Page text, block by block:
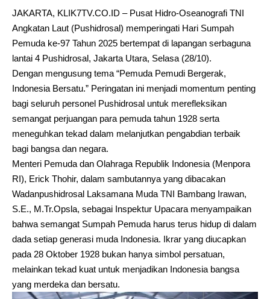
JAKARTA, KLIK7TV.CO.ID – Pusat Hidro-Oseanografi TNI
Angkatan Laut (Pushidrosal) memperingati Hari Sumpah
Pemuda ke-97 Tahun 2025 bertempat di lapangan serbaguna
lantai 4 Pushidrosal, Jakarta Utara, Selasa (28/10).
Dengan mengusung tema “Pemuda Pemudi Bergerak,
Indonesia Bersatu.” Peringatan ini menjadi momentum penting
bagi seluruh personel Pushidrosal untuk merefleksikan
semangat perjuangan para pemuda tahun 1928 serta
meneguhkan tekad dalam melanjutkan pengabdian terbaik
bagi bangsa dan negara.
Menteri Pemuda dan Olahraga Republik Indonesia (Menpora
RI), Erick Thohir, dalam sambutannya yang dibacakan
Wadanpushidrosal Laksamana Muda TNI Bambang Irawan,
S.E., M.Tr.Opsla, sebagai Inspektur Upacara menyampaikan
bahwa semangat Sumpah Pemuda harus terus hidup di dalam
dada setiap generasi muda Indonesia. Ikrar yang diucapkan
pada 28 Oktober 1928 bukan hanya simbol persatuan,
melainkan tekad kuat untuk menjadikan Indonesia bangsa
yang merdeka dan bersatu.